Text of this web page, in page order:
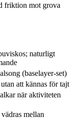
friktion mot grova
naturligt
(baselayer-set)
att kännas för tajt
när aktiviteten
mellan